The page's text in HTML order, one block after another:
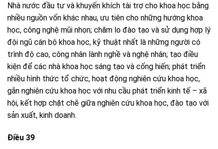
Nhà nước đầu tư và khuyến khích tài trợ cho khoa học bằng
nhiều nguồn vốn khác nhau, ưu tiên cho những hướng khoa
học, công nghệ mũi nhọn; chăm lo đào tạo và sử dụng hợp lý
đội ngũ cán bộ khoa học, kỹ thuật nhất là những người có
trình độ cao, công nhân lành nghề và nghệ nhân; tạo điều
kiện để các nhà khoa học sáng tạo và cống hiến; phát triển
nhiều hình thức tổ chức, hoạt động nghiên cứu khoa học,
gắn nghiên cứu khoa học với nhu cầu phát triển kinh tế – xã
hội, kết hợp chặt chẽ giữa nghiên cứu khoa học, đào tạo với
sản xuất, kinh doanh.
Điều 39